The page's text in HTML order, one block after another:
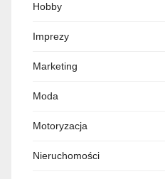
Hobby
Imprezy
Marketing
Moda
Motoryzacja
Nieruchomości